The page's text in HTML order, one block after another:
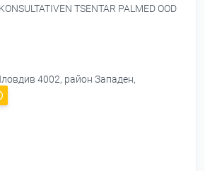
TSENTAR PALMED OOD
4002, район Западен,